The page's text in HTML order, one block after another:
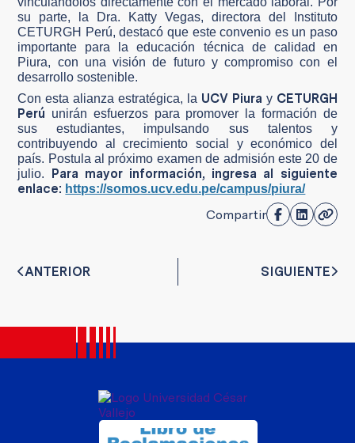
su parte, la Dra. Katty Vegas, directora del Instituto
CETURGH Perú, destacó que este convenio es un paso
importante para la educación técnica de calidad en
Piura, con una visión de futuro y compromiso con el
desarrollo sostenible.
Con esta alianza estratégica, la UCV Piura y CETURGH
Perú unirán esfuerzos para promover la formación de
sus estudiantes, impulsando sus talentos y
contribuyendo al crecimiento social y económico del
país. Postula al próximo examen de admisión este 20 de
julio. Para mayor información, ingresa al siguiente
enlace: https://somos.ucv.edu.pe/campus/piura/
Compartir
ANTERIOR SIGUIENTE